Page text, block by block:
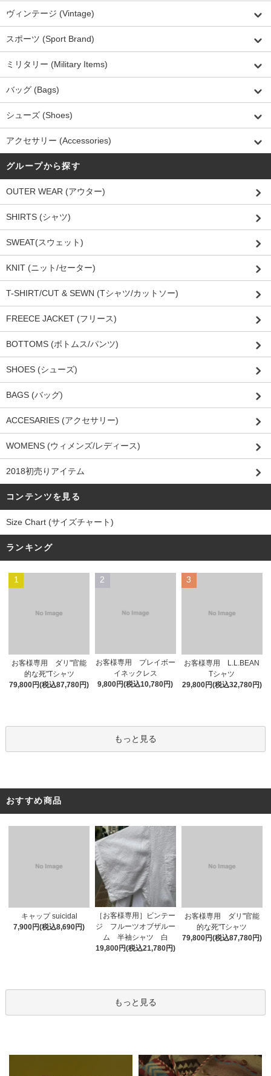
ヴィンテージ (Vintage)
スポーツ (Sport Brand)
ミリタリー (Military Items)
バッグ (Bags)
シューズ (Shoes)
アクセサリー (Accessories)
グループから探す
OUTER WEAR (アウター)
SHIRTS (シャツ)
SWEAT(スウェット)
KNIT (ニット/セーター)
T-SHIRT/CUT & SEWN (Tシャツ/カットソー)
FREECE JACKET (フリース)
BOTTOMS (ボトムス/パンツ)
SHOES (シューズ)
BAGS (バッグ)
ACCESARIES (アクセサリー)
WOMENS (ウィメンズ/レディース)
2018初売りアイテム
コンテンツを見る
Size Chart (サイズチャート)
ランキング
1
お客様専用 ダリ"官能
的な死"Tシャツ
79,800円(税込87,780円)
2
お客様専用 プレイボー
イネックレス
9,800円(税込10,780円)
3
お客様専用 L.L.BEAN
Tシャツ
29,800円(税込32,780円)
もっと見る
おすすめ商品
キャップ suicidal
7,900円(税込8,690円)
［お客様専用］ビンテー
ジ フルーツオブザルー
ム 半袖シャツ 白
19,800円(税込21,780円)
お客様専用 ダリ"官能
的な死"Tシャツ
79,800円(税込87,780円)
もっと見る